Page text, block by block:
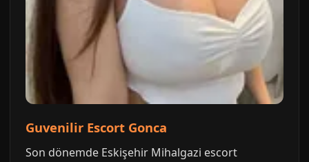
Guvenilir Escort Gonca
Son dönemde Eskişehir Mihalgazi escort